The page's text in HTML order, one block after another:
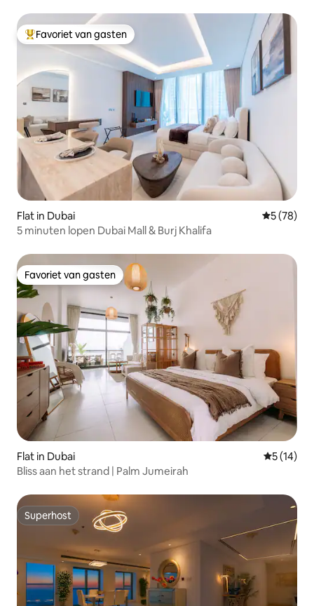
Topfavoriet van gasten
Favoriet van gasten
Flat in Dubai
5 (78)
5 minuten lopen Dubai Mall & Burj Khalifa
Favoriet van gasten
Favoriet van gasten
Flat in Dubai
5 (14)
Bliss aan het strand | Palm Jumeirah
Superhost
Superhost